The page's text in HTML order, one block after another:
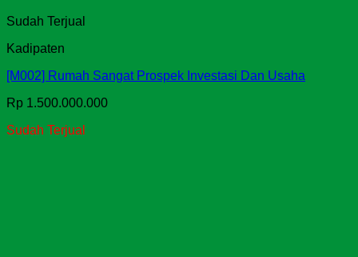
Sudah Terjual
Kadipaten
[M002] Rumah Sangat Prospek Investasi Dan Usaha
Rp 1.500.000.000
Sudah Terjual